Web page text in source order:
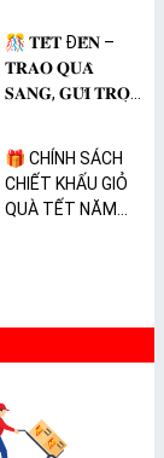
🎊 𝐓𝐄̂́𝐓 Đ𝐄̂́𝐍 –
𝐓𝐑𝐀𝐎 𝐐𝐔𝐀̀
𝐒𝐀𝐍𝐆, 𝐆𝐔̛̉𝐈 𝐓𝐑𝐎̣𝐍
🎁 CHÍNH SÁCH
CHIẾT KHẤU GIỎ
QUÀ TẾT NĂM